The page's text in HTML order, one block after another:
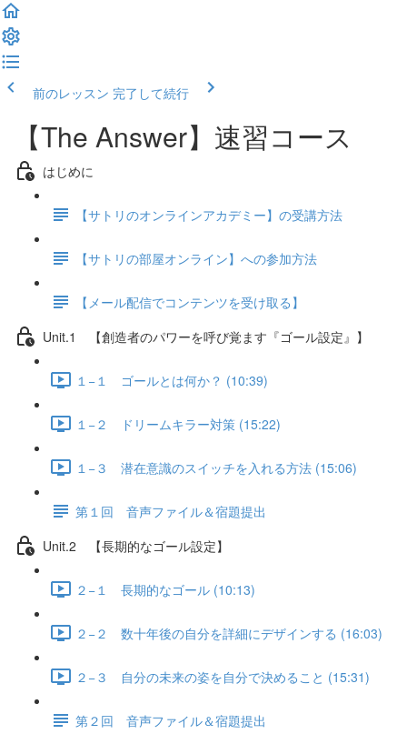
前のレッスン 完了して続行
【The Answer】速習コース
はじめに
【サトリのオンラインアカデミー】の受講方法
【サトリの部屋オンライン】への参加方法
【メール配信でコンテンツを受け取る】
Unit.1 【創造者のパワーを呼び覚ます『ゴール設定』】
１−１ ゴールとは何か？ (10:39)
１−２ ドリームキラー対策 (15:22)
１−３ 潜在意識のスイッチを入れる方法 (15:06)
第１回 音声ファイル＆宿題提出
Unit.2 【長期的なゴール設定】
２−１ 長期的なゴール (10:13)
２−２ 数十年後の自分を詳細にデザインする (16:03)
２−３ 自分の未来の姿を自分で決めること (15:31)
第２回 音声ファイル＆宿題提出